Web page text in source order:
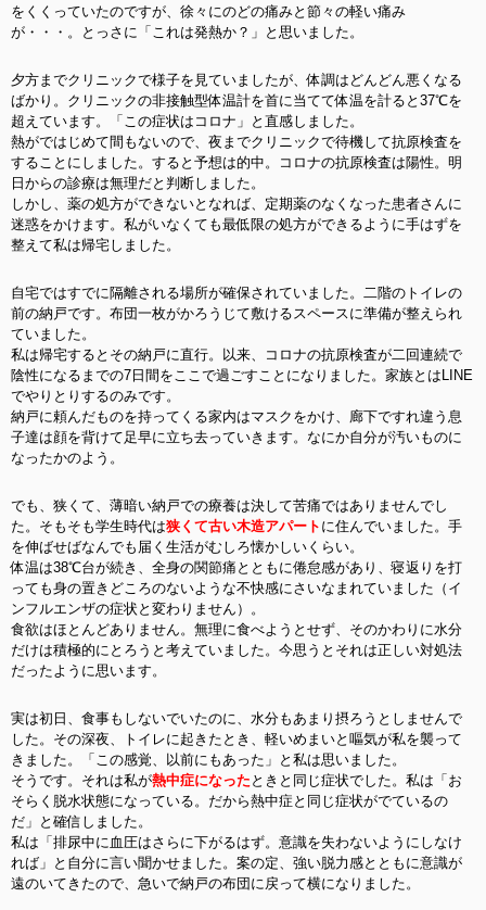
をくくっていたのですが、徐々にのどの痛みと節々の軽い痛み
が・・・。とっさに「これは発熱か？」と思いました。
夕方までクリニックで様子を見ていましたが、体調はどんどん悪くなる
ばかり。クリニックの非接触型体温計を首に当てて体温を計ると37℃を
超えています。
「この症状はコロナ」と直感しました。
熱がではじめて間もないので、夜までクリニックで待機して抗原検査を
することにしました。すると予想は的中。コロナの抗原検査は陽性。明
日からの診療は無理だと判断しました。
しかし、薬の処方ができないとなれば、定期薬のなくなった患者さんに
迷惑をかけます。私がいなくても最低限の処方ができるように手はずを
整えて私は帰宅しました。
自宅ではすでに隔離される場所が確保されていました。二階のトイレの
前の納戸です。布団一枚がかろうじて敷けるスペースに準備が整えられ
ていました。
私は帰宅するとその納戸に直行。以来、コロナの抗原検査が二回連続で
陰性になるまでの7日間をここで過ごすことになりました。家族とはLINE
でやりとりするのみです。
納戸に頼んだものを持ってくる家内はマスクをかけ、廊下ですれ違う息
子達は顔を背けて足早に立ち去っていきます。なにか自分が汚いものに
なったかのよう。
でも、狭くて、薄暗い納戸での療養は決して苦痛ではありませんでし
た。そもそも学生時代は狭くて古い木造アパート に住んでいました。手
を伸ばせばなんでも届く生活がむしろ懐かしいくらい。
体温は38℃台が続き、全身の関節痛とともに倦怠感があり、寝返りを打
っても身の置きどころのないような不快感にさいなまれていました（イ
ンフルエンザの症状と変わりません）。
食欲はほとんどありません。無理に食べようとせず、そのかわりに水分
だけは積極的にとろうと考えていました。今思うとそれは正しい対処法
だったように思います。
実は初日、食事もしないでいたのに、水分もあまり摂ろうとしませんで
した。その深夜、トイレに起きたとき、軽いめまいと嘔気が私を襲って
きました。
「この感覚、以前にもあった」と私は思いました。
そうです。それは私が熱中症になった ときと同じ症状でした。私は「お
そらく脱水状態になっている。だから熱中症と同じ症状がでているの
だ」と確信しました。
私は「排尿中に血圧はさらに下がるはず。意識を失わないようにしなけ
れば」と自分に言い聞かせました。案の定、強い脱力感とともに意識が
遠のいてきたので、急いで納戸の布団に戻って横になりました。